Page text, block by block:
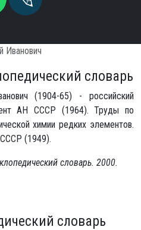
словарь
(1904-65) - российский
АН СССР (1964). Труды по
химии редких элементов.
СССР (1949).
словарь. 2000.
словарь